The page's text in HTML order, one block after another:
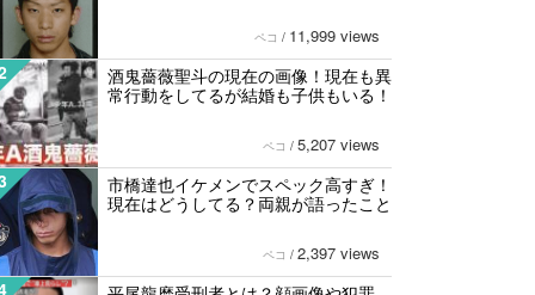
ペコ / 11,999 views
酒鬼薔薇聖斗の現在の画像！現在も異
常行動をしてるが結婚も子供もいる！
ペコ / 5,207 views
市橋達也イケメンでスペック高すぎ！
現在はどうしてる？両親が語ったこと
ペコ / 2,397 views